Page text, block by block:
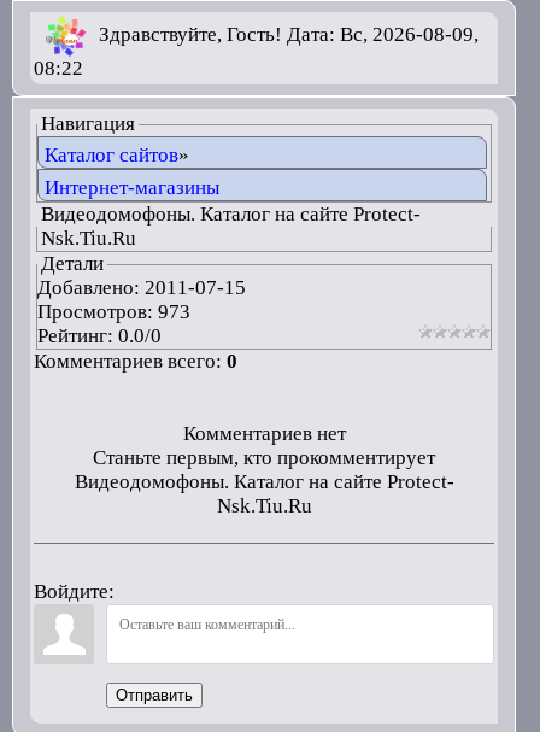
Здравствуйте, Гость! Дата: Вс, 2026-08-09,
08:22
Навигация
Каталог сайтов»
Интернет-магазины
Видеодомофоны. Каталог на сайте Protect-
Nsk.Tiu.Ru
Детали
Добавлено: 2011-07-15
Просмотров: 973
Рейтинг: 0.0/0
Комментариев всего: 0
Комментариев нет
Станьте первым, кто прокомментирует
Видеодомофоны. Каталог на сайте Protect-
Nsk.Tiu.Ru
Войдите:
Отправить